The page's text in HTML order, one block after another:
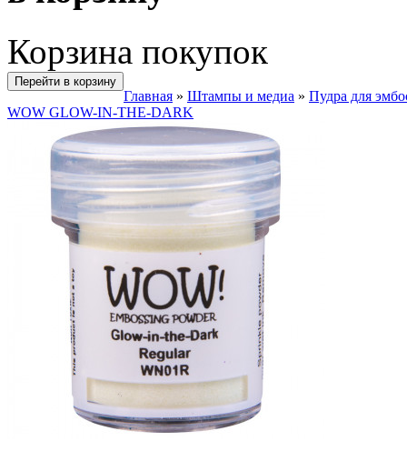
Корзина покупок
Перейти в корзину
Главная » Штампы и медиа » Пудра для
WOW GLOW-IN-THE-DARK